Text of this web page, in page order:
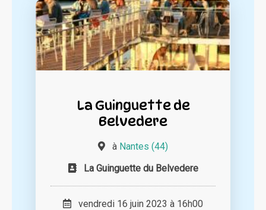
La Guinguette de
Belvedere
à Nantes (44)
La Guinguette du Belvedere
vendredi 16 juin 2023 à 16h00